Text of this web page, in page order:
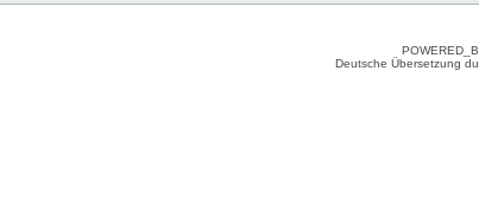
Deutsche Übersetzung